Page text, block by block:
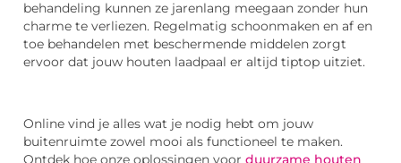
behandeling kunnen ze jarenlang meegaan zonder hun
charme te verliezen. Regelmatig schoonmaken en af en
toe behandelen met beschermende middelen zorgt
ervoor dat jouw houten laadpaal er altijd tiptop uitziet.
Online vind je alles wat je nodig hebt om jouw
buitenruimte zowel mooi als functioneel te maken.
Ontdek hoe onze oplossingen voor duurzame houten